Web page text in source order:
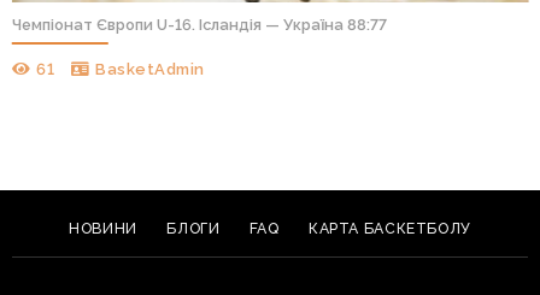
Чемпіонат Європи U-16. Ісландія — Україна 88:77
61 BasketAdmin
НОВИНИ БЛОГИ FAQ КАРТА БАСКЕТБОЛУ